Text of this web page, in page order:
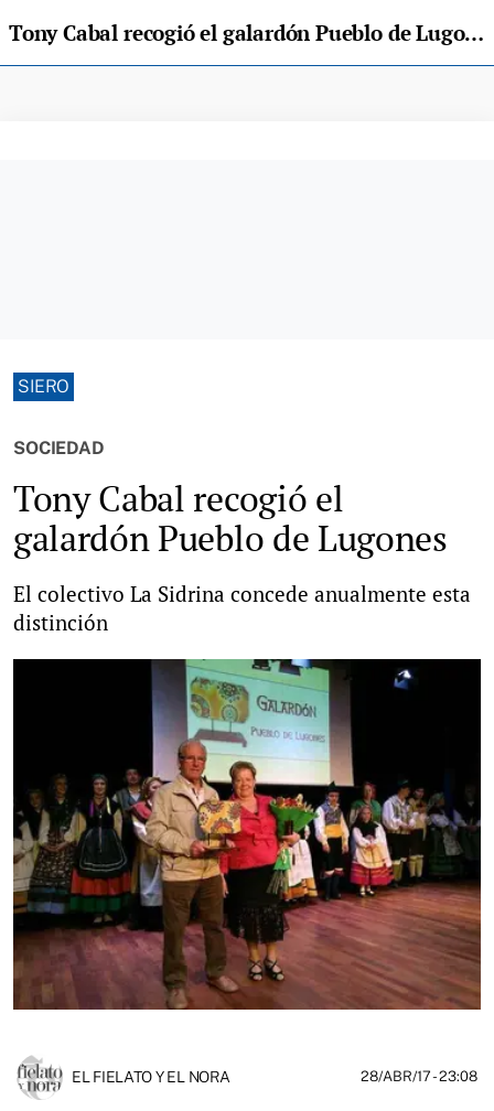
Tony Cabal recogió el galardón Pueblo de Lugones
SIERO
SOCIEDAD
Tony Cabal recogió el
galardón Pueblo de Lugones
El colectivo La Sidrina concede anualmente esta
distinción
EL FIELATO Y EL NORA 28/ABR/17- 23:08